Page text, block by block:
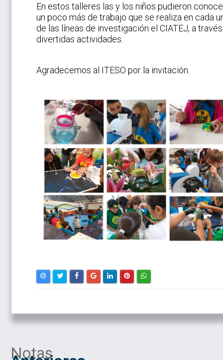
En estos talleres las y los niños pudieron
un poco más de trabajo que se realiza en cada
de las líneas de investigación el CIATEJ, a
divertidas actividades.
Agradecemos al ITESO por la invitación.
Notas